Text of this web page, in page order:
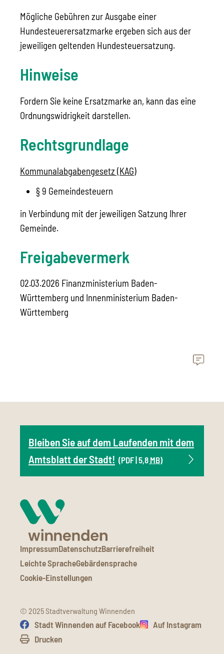
Mögliche Gebühren zur Ausgabe einer
Hundesteuerersatzmarke ergeben sich aus der
jeweiligen geltenden Hundesteuersatzung.
Hinweise
Fordern Sie keine Ersatzmarke an, kann das eine
Ordnungswidrigkeit darstellen.
Rechtsgrundlage
Kommunalabgabengesetz (KAG)
§ 9 Gemeindesteuern
in Verbindung mit der jeweiligen Satzung Ihrer
Gemeinde.
Freigabevermerk
02.03.2026 Finanzministerium Baden-
Württemberg und Innenministerium Baden-
Württemberg
Bleiben Sie auf dem Laufenden mit dem
Amtsblatt der Stadt! (PDF | 5,8 MB)
ImpressumDatenschutzBarrierefreiheit
Leichte SpracheGebärdensprache
Cookie-Einstellungen
© 2025 Stadtverwaltung Winnenden
Stadt Winnenden auf Facebook
Auf Instagram
Drucken